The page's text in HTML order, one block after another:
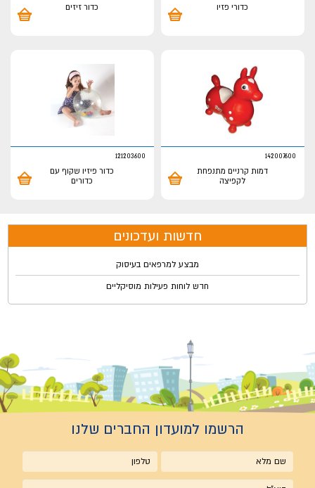
כדורי פזיו כדור זיזים
142007600
דמות קרניים מתנפחת
לקפיצה
121203600
כדור פיזיו שקוף עם
כדורים
חדשות ועדכונים
מבצע למרפאים בעיסוק
חדש לוחות פעילות מוסיקליים
הרשמו למועדון החברים שלנו
שם
טלפון